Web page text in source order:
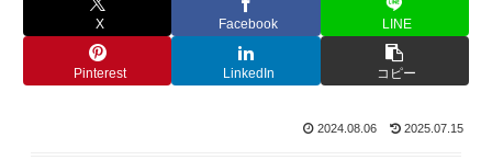
X Facebook LINE
Pinterest LinkedIn コピー
2024.08.06 2025.07.15